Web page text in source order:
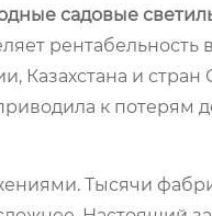
садовые
Казахстана и
к потерям
Тысячи